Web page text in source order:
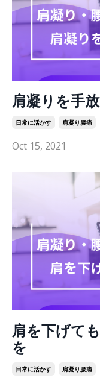
肩凝りを手
日常に活かす 肩凝り腰痛
Oct 15, 2021
肩を下げて
を
日常に活かす 肩凝り腰痛